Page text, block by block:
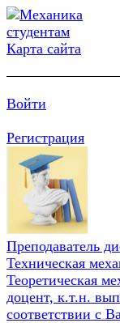
Карта сайта
Войти
Регистрация
Преподаватель
Техническая
Теоретическая
доцент, к.т.н.
соответствии с